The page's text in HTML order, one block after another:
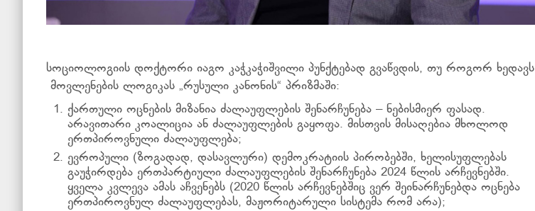
სოციოლოგიის დოქტორი იაგო კაჭკაჭიშვილი პუნქტებად გვაწვდის, თუ როგორ ხედავს
მოვლენების ლოგიკას „რუსული კანონის“ პრიზმაში:
ქართული ოცნების მიზანია ძალაუფლების შენარჩუნება – ნებისმიერ ფასად.
არავითარი კოალიცია ან ძალაუფლების გაყოფა. მისთვის მისაღებია მხოლოდ
ერთპიროვნული ძალაუფლება;
ევროპული (ზოგადად, დასავლური) დემოკრატიის პირობებში, ხელისუფლებას
გაუჭირდება ერთპარტიული ძალაუფლების შენარჩუნება 2024 წლის არჩევნებში.
ყველა კვლევა ამას აჩვენებს (2020 წლის არჩევნებშიც ვერ შეინარჩუნებდა ოცნება
ერთპიროვნულ ძალაუფლებას, მაჟორიტარული სისტემა რომ არა);